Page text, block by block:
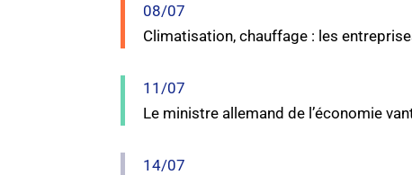
08/07
Climatisation, chauffage : les
11/07
Le ministre allemand de l’économie
14/07